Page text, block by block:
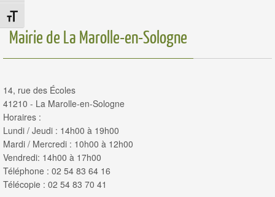
Changer la taille de la police
Mairie de La Marolle-en-Sologne
14, rue des Écoles
41210 - La Marolle-en-Sologne
Horaires :
Lundi / Jeudi : 14h00 à 19h00
Mardi / Mercredi : 10h00 à 12h00
Vendredi: 14h00 à 17h00
Téléphone : 02 54 83 64 16
Télécopie : 02 54 83 70 41